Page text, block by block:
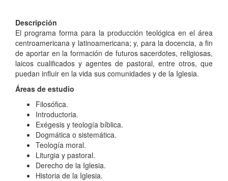
Descripción
El programa forma para la producción teológica en el área
centroamericana y latinoamericana; y, para la docencia, a fin
de aportar en la formación de futuros sacerdotes, religiosas,
laicos cualificados y agentes de pastoral, entre otros, que
puedan influir en la vida sus comunidades y de la Iglesia.
Áreas de estudio
Filosófica.
Introductoria.
Exégesis y teología bíblica.
Dogmática o sistemática.
Teología moral.
Liturgia y pastoral.
Derecho de la Iglesia.
Historia de la Iglesia.